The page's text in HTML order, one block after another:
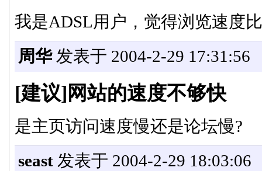
我是ADSL用户，觉得浏览速度
周华发表于 2004-2-29 17:31:56
[建议]网站的速度不够快
是主页访问速度慢还是论坛慢?
seast发表于 2004-2-29 18:03:06